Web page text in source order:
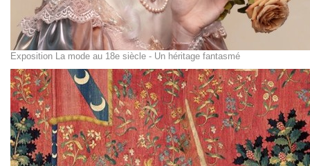
Exposition La mode au 18e siècle - Un héritage fantasmé